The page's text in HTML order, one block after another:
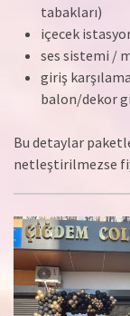
tabakları)
içecek
ses sistemi /
giriş
balon/dekor
Bu detaylar
netleştirilmezse